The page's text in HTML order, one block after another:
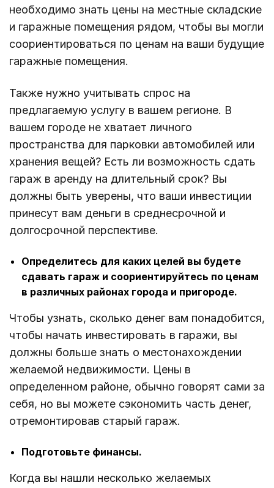
необходимо знать цены на местные складские
и гаражные помещения рядом, чтобы вы могли
соориентироваться по ценам на ваши будущие
гаражные помещения.
Также нужно учитывать спрос на
предлагаемую услугу в вашем регионе. В
вашем городе не хватает личного
пространства для парковки автомобилей или
хранения вещей? Есть ли возможность сдать
гараж в аренду на длительный срок? Вы
должны быть уверены, что ваши инвестиции
принесут вам деньги в среднесрочной и
долгосрочной перспективе.
Определитесь для каких целей вы будете
сдавать гараж и соориентируйтесь по ценам
в различных районах города и пригороде.
Чтобы узнать, сколько денег вам понадобится,
чтобы начать инвестировать в гаражи, вы
должны больше знать о местонахождении
желаемой недвижимости. Цены в
определенном районе, обычно говорят сами за
себя, но вы можете сэкономить часть денег,
отремонтировав старый гараж.
Подготовьте финансы.
Когда вы нашли несколько желаемых